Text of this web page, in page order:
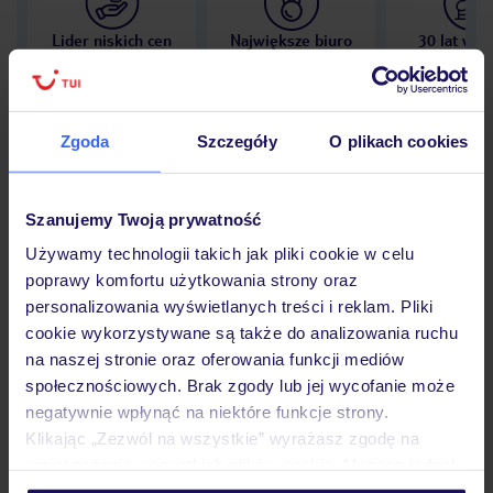
Zgoda Szczegóły O plikach cookies
Szanujemy Twoją prywatność
Używamy technologii takich jak pliki cookie w celu
poprawy komfortu użytkowania strony oraz
personalizowania wyświetlanych treści i reklam. Pliki
cookie wykorzystywane są także do analizowania ruchu
na naszej stronie oraz oferowania funkcji mediów
społecznościowych. Brak zgody lub jej wycofanie może
negatywnie wpłynąć na niektóre funkcje strony.
Klikając „Zezwól na wszystkie” wyrażasz zgodę na
Lider niskich cen
Największe biuro
30 lat w
Opinie
Pokoje
Wyżywienie